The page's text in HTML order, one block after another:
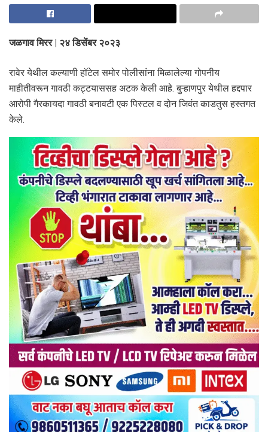
जळगाव मिरर | २४ डिसेंबर २०२३
रावेर येथील कल्याणी हॉटेल समोर पोलीसांना मिळालेल्या गोपनीय
माहीतीवरून गावठी कट्टयाससह अटक केली आहे. बुऱ्हाणपुर येथील हद्दपार
आरोपी गैरकायदा गावठी बनावटी एक पिस्टल व दोन जिवंत काडतुस हस्तगत
केले.